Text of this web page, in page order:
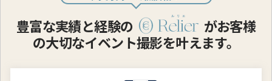
豊富な実績と経験の がお客様
の大切なイベント撮影を叶えます。